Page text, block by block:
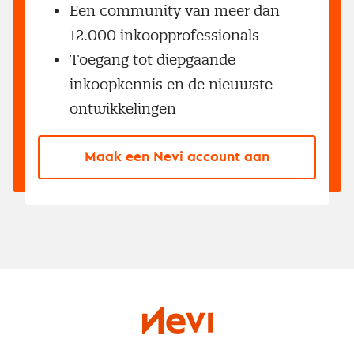
Een community van meer dan
12.000 inkoopprofessionals
Toegang tot diepgaande
inkoopkennis en de nieuwste
ontwikkelingen
Maak een Nevi account aan